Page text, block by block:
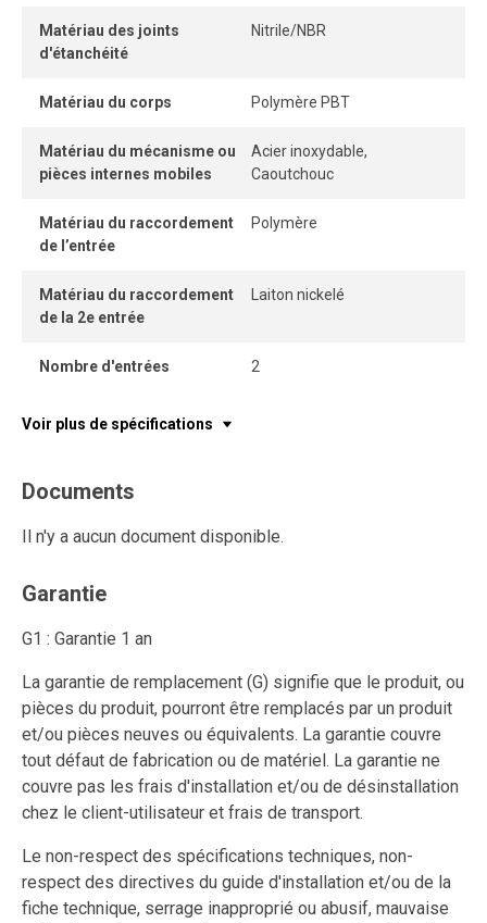
Matériau des joints
d'étanchéité
Nitrile/NBR
Matériau du corps Polymère PBT
Matériau du mécanisme ou
pièces internes mobiles
Acier inoxydable,
Caoutchouc
Matériau du raccordement
de l’entrée
Polymère
Matériau du raccordement
de la 2e entrée
Laiton nickelé
Nombre d'entrées 2
Voir plus de spécifications
Documents
Il n'y a aucun document disponible.
Garantie
G1 : Garantie 1 an
La garantie de remplacement (G) signifie que le produit, ou
pièces du produit, pourront être remplacés par un produit
et/ou pièces neuves ou équivalents. La garantie couvre
tout défaut de fabrication ou de matériel. La garantie ne
couvre pas les frais d'installation et/ou de désinstallation
chez le client-utilisateur et frais de transport.
Le non-respect des spécifications techniques, non-
respect des directives du guide d'installation et/ou de la
fiche technique, serrage inapproprié ou abusif, mauvaise